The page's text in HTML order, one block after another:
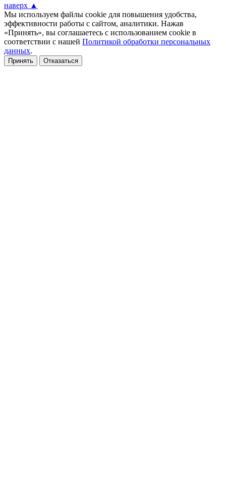
наверх ▲
Мы используем файлы cookie для повышения удобства,
эффективности работы с сайтом, аналитики. Нажав
«Принять», вы соглашаетесь с использованием cookie в
соответствии с нашей Политикой обработки персональных
данных.
Принять Отказаться